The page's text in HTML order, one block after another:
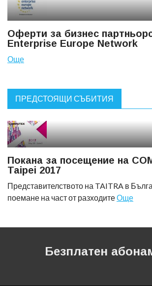
Оферти за бизнес
Еnterprise Europe Network
Още
ПРЕДСТОЯЩИ СЪБИТИЯ
Покана за посещение на
Taipei 2017
Представителството на TAITRA в
поемане на част от разходитеОще
Безплатен